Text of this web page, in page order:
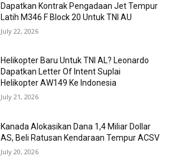
Dapatkan Kontrak Pengadaan Jet Tempur
Latih M346 F Block 20 Untuk TNI AU
July 22, 2026
Helikopter Baru Untuk TNI AL? Leonardo
Dapatkan Letter Of Intent Suplai
Helikopter AW149 Ke Indonesia
July 21, 2026
Kanada Alokasikan Dana 1,4 Miliar Dollar
AS, Beli Ratusan Kendaraan Tempur ACSV
July 20, 2026